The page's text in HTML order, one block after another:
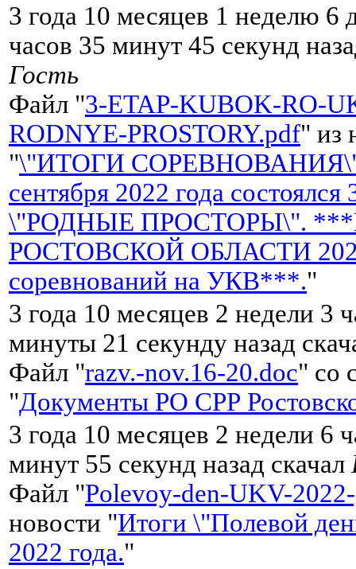
3 года 10 месяцев 1 неделю 6
часов 35 минут 45 секунд
Гость
Файл "3-ETAP-KUBOK-RO-
RODNYE-PROSTORY.pdf" из
"\"ИТОГИ
сентября 2022 года
\"РОДНЫЕ ПРОСТОРЫ\".
РОСТОВСКОЙ ОБЛАСТИ
соревнований на УКВ***."
3 года 10 месяцев 2 недели 3
минуты 21 секунду назад
Файл "razv.-nov.16-20.doc" со
"Документы РО СРР
3 года 10 месяцев 2 недели 6
минут 55 секунд назад скачал
Файл "Polevoy-den-UKV-
новости "Итоги \"Полевой
2022 года."